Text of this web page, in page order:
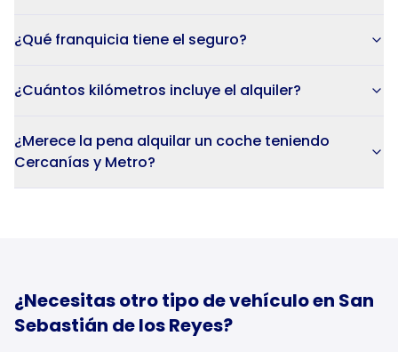
¿Qué franquicia tiene el seguro?
¿Cuántos kilómetros incluye el alquiler?
¿Merece la pena alquilar un coche teniendo
Cercanías y Metro?
¿Necesitas otro tipo de vehículo en San
Sebastián de los Reyes?